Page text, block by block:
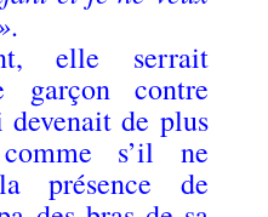
.
elle serrait
garçon contre
de plus
s’il ne
présence de